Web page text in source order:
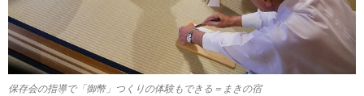
保存会の指導で「御幣」つくりの体験もできる＝まきの宿